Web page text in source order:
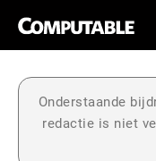
Onderstaande
redactie is niet